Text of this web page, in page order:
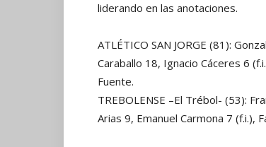
liderando en las anotaciones.
ATLÉTICO SAN JORGE (81):
Caraballo 18, Ignacio Cáceres 6
Fuente.
TREBOLENSE –El Trébol- (53):
Arias 9, Emanuel Carmona 7 (f.i.),